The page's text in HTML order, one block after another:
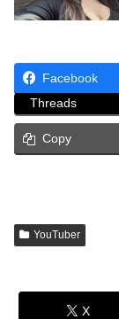
Facebook
Threads
Copy
YouTuber
X